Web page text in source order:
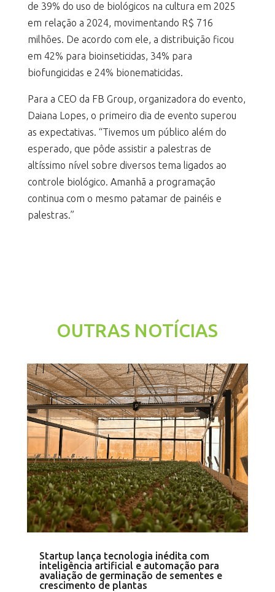
de 39% do uso de biológicos na cultura em 2025
em relação a 2024, movimentando R$ 716
milhões. De acordo com ele, a distribuição ficou
em 42% para bioinseticidas, 34% para
biofungicidas e 24% bionematicidas.
Para a CEO da FB Group, organizadora do evento,
Daiana Lopes, o primeiro dia de evento superou
as expectativas. “Tivemos um público além do
esperado, que pôde assistir a palestras de
altíssimo nível sobre diversos tema ligados ao
controle biológico. Amanhã a programação
continua com o mesmo patamar de painéis e
palestras.”
OUTRAS NOTÍCIAS
Startup lança tecnologia inédita com
inteligência artificial e automação para
avaliação de germinação de sementes e
crescimento de plantas